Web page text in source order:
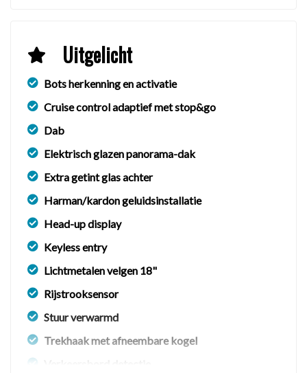
ADVERTENTIES ZIJN ONDER VOORBEHOUD VAN
PUBLICATIEFOUTEN, CONTROLEER ZELF
ZORGVULDIG ALLE OPTIES WELKE MOGELIJK
UW KEUZE BIJ AANKOOP KUNNEN
BEINVLOEDEN.
Uitgelicht
Bots herkenning en activatie
Cruise control adaptief met stop&go
Dab
Elektrisch glazen panorama-dak
Extra getint glas achter
Harman/kardon geluidsinstallatie
Head-up display
Keyless entry
Lichtmetalen velgen 18"
Rijstrooksensor
Stuur verwarmd
Trekhaak met afneembare kogel